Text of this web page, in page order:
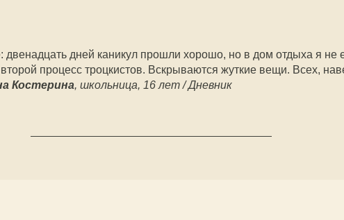
двенадцать дней каникул прошли хорошо, но в дом отдыха я не
процесс троцкистов. Вскрываются жуткие вещи. Всех,
Костерина, школьница, 16 лет / Дневник